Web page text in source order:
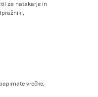
za natakarje in
vrečke,